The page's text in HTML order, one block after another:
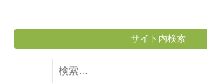
サイト内検索
検
索: